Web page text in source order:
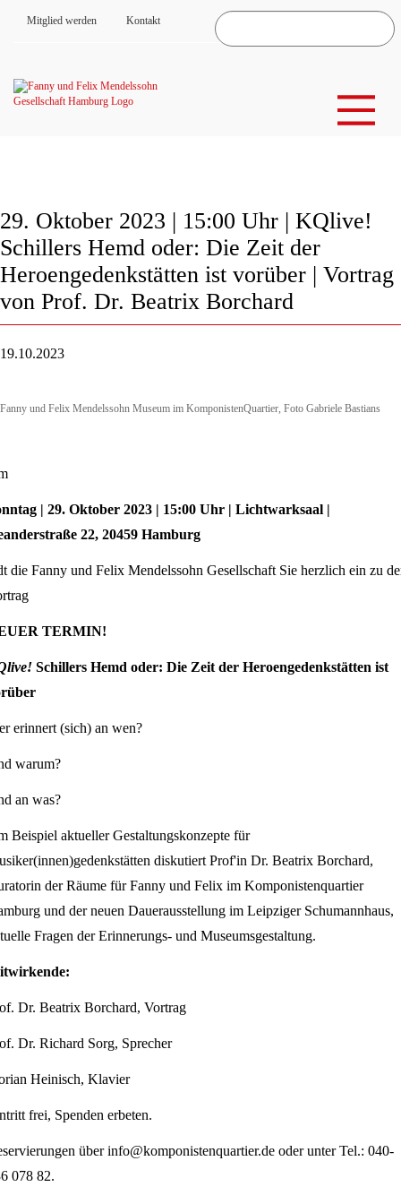
Mitglied werden Kontakt
29. Oktober 2023 | 15:00 Uhr | KQlive!
Schillers Hemd oder: Die Zeit der
Heroengedenkstätten ist vorüber | Vortrag
von Prof. Dr. Beatrix Borchard
19.10.2023
Fanny und Felix Mendelssohn Museum im KomponistenQuartier, Foto Gabriele Bastians
| 29. Oktober 2023 | 15:00 Uhr | Lichtwarksaal |
22, 20459 Hamburg
die Fanny und Felix Mendelssohn Gesellschaft Sie herzlich ein zu
TERMIN!
Schillers Hemd oder: Die Zeit der Heroengedenkstätten ist
erinnert (sich) an wen?
warum?
an was?
Beispiel aktueller Gestaltungskonzepte für
diskutiert Prof'in Dr. Beatrix Borchard,
der Räume für Fanny und Felix im Komponistenquartier
und der neuen Dauerausstellung im Leipziger Schumannhaus,
Fragen der Erinnerungs- und Museumsgestaltung.
Dr. Beatrix Borchard, Vortrag
Dr. Richard Sorg, Sprecher
Heinisch, Klavier
frei, Spenden erbeten.
über info@komponistenquartier.de oder unter Tel.: 040-
078 82.